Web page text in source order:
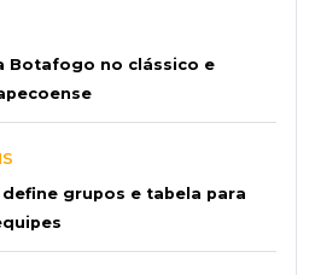
Botafogo no clássico e
grupos e tabela para